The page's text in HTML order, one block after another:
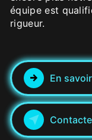
équipe est
rigueur.
En